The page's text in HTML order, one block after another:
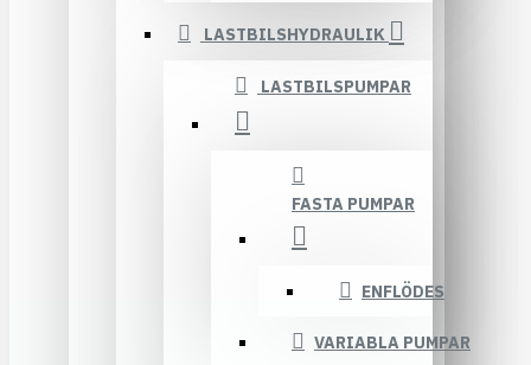
LASTBILSHYDRAULIK
LASTBILSPUMPAR
FASTA PUMPAR
ENFLÖDES
VARIABLA PUMPAR